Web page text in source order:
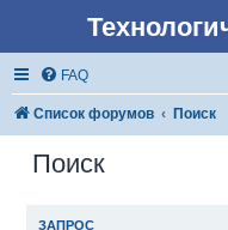
FAQ
Список форумов Поиск
Поиск
ЗАПРОС